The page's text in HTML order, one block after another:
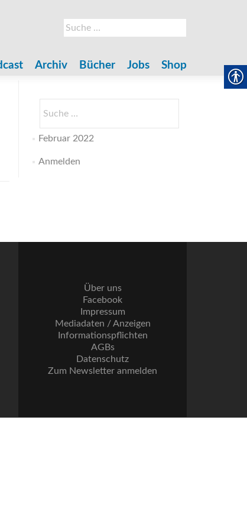
Suche
nach:
Archiv Bücher Jobs Shop
nach:
Februar 2022
Anmelden
Über uns
Facebook
Impressum
Mediadaten / Anzeigen
Informationspflichten
AGBs
Datenschutz
Zum Newsletter anmelden